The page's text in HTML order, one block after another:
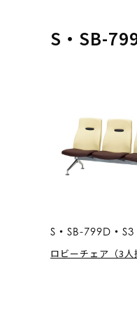
S・SB-
S・SB-799D・S3
ロビーチェア（3人